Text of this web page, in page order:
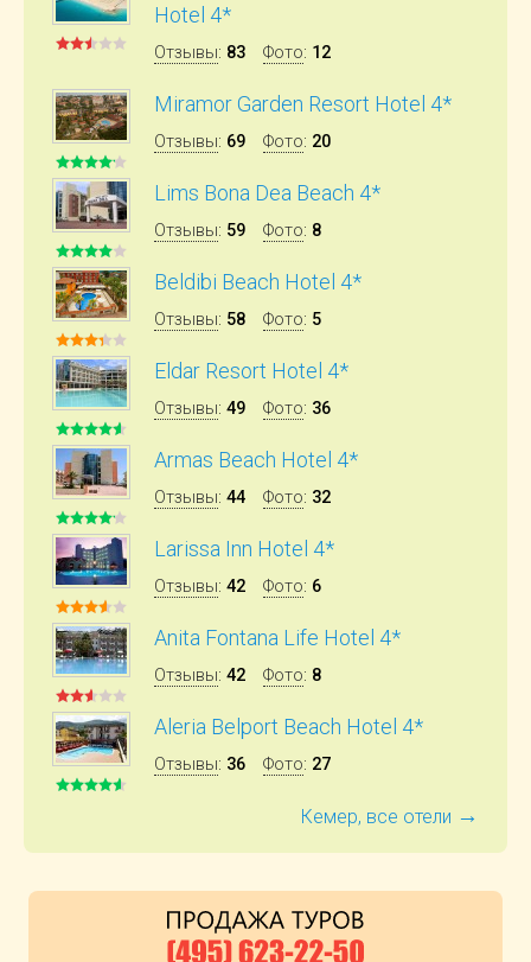
Hotel 4*
Отзывы: 83 Фото: 12
Miramor Garden Resort Hotel 4*
Отзывы: 69 Фото: 20
Lims Bona Dea Beach 4*
Отзывы: 59 Фото: 8
Beldibi Beach Hotel 4*
Отзывы: 58 Фото: 5
Eldar Resort Hotel 4*
Отзывы: 49 Фото: 36
Armas Beach Hotel 4*
Отзывы: 44 Фото: 32
Larissa Inn Hotel 4*
Отзывы: 42 Фото: 6
Anita Fontana Life Hotel 4*
Отзывы: 42 Фото: 8
Aleria Belport Beach Hotel 4*
Отзывы: 36 Фото: 27
Кемер, все отели →